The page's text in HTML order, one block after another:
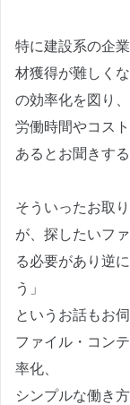
特に建設系の企
材獲得が難しく
の効率化を図り、
労働時間やコス
あるとお聞きす
そういったお取
が、探したいフ
る必要があり逆
う」
というお話もお
ファイル・コン
率化、
シンプルな働き